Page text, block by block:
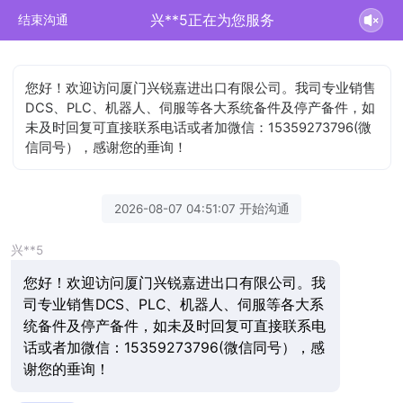
结束沟通 兴**5正在为您服务
您好！欢迎访问厦门兴锐嘉进出口有限公司。我司专业销售
DCS、PLC、机器人、伺服等各大系统备件及停产备件，如
未及时回复可直接联系电话或者加微信：15359273796(微
信同号），感谢您的垂询！
2026-08-07 04:51:07 开始沟通
兴**5
您好！欢迎访问厦门兴锐嘉进出口有限公司。我
司专业销售DCS、PLC、机器人、伺服等各大系
统备件及停产备件，如未及时回复可直接联系电
话或者加微信：15359273796(微信同号），感
谢您的垂询！